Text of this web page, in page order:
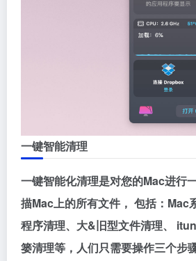
一键智能清理
一键智能化清理是对您的Mac进行
描Mac上的所有文件， 包括：Mac
程序清理、大&旧型文件清理、
篓清理等，人们只需要操作三个步